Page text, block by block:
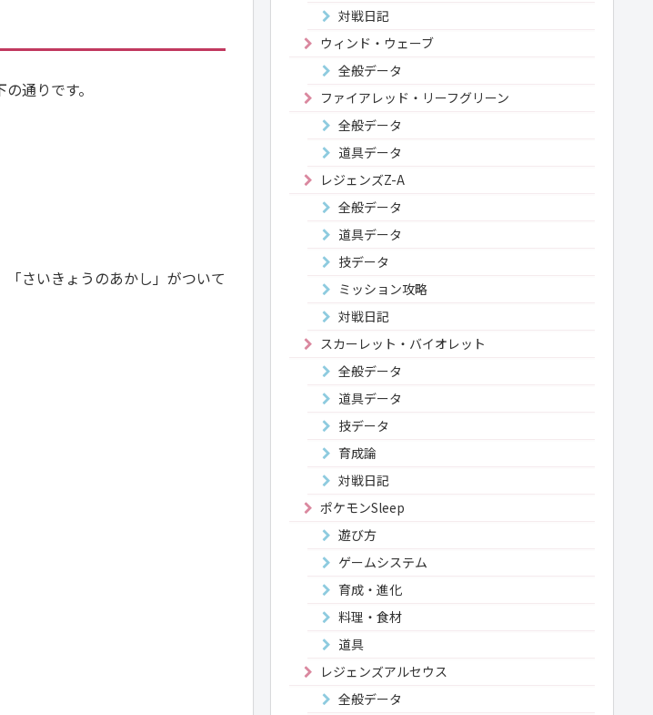
通りです。
さいきょうのあかし」がついて
対戦日記
ウィンド・ウェーブ
全般データ
ファイアレッド・リーフグリーン
全般データ
道具データ
レジェンズZ-A
全般データ
道具データ
技データ
ミッション攻略
対戦日記
スカーレット・バイオレット
全般データ
道具データ
技データ
育成論
対戦日記
ポケモンSleep
遊び方
ゲームシステム
育成・進化
料理・食材
道具
レジェンズアルセウス
全般データ